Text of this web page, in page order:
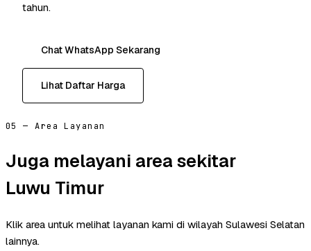
tahun.
Chat WhatsApp Sekarang
Lihat Daftar Harga
05 — Area Layanan
Juga melayani area sekitar
Luwu Timur
Klik area untuk melihat layanan kami di wilayah Sulawesi Selatan
lainnya.